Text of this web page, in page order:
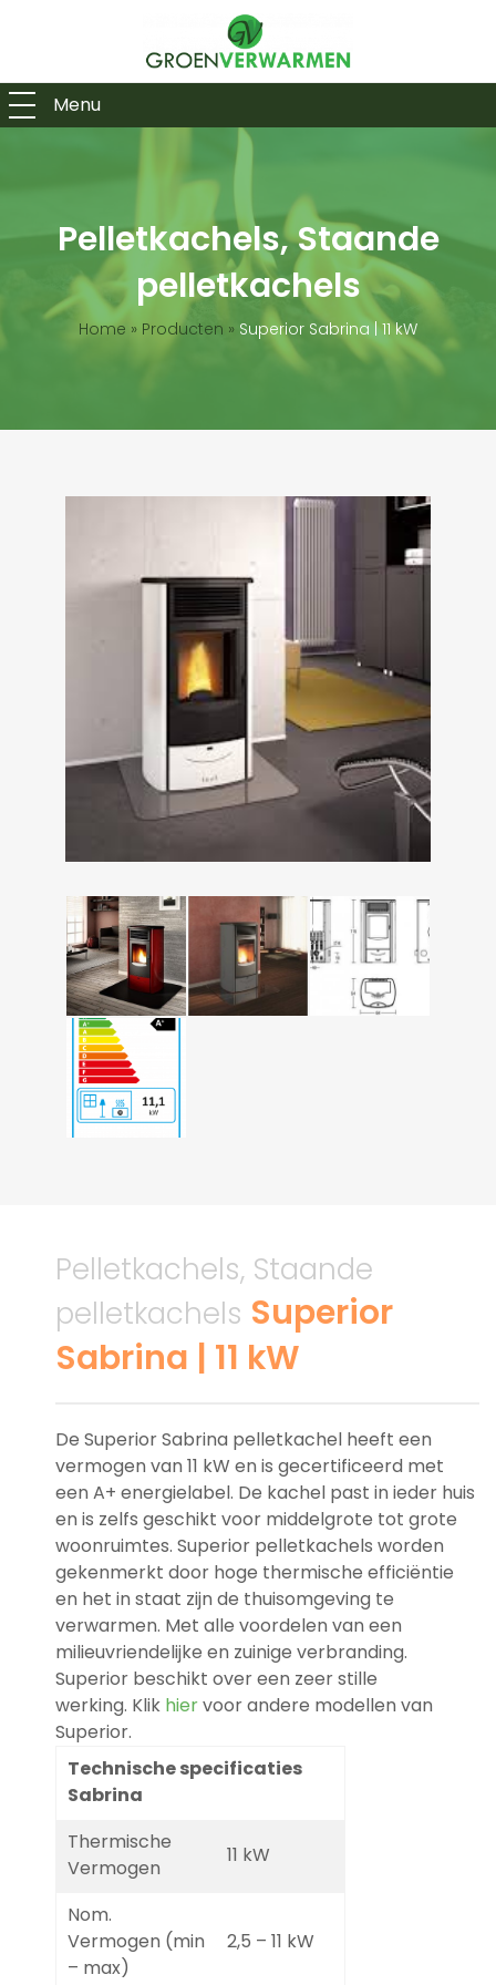
Menu
Pelletkachels, Staande
pelletkachels
Home » Producten » Superior Sabrina | 11 kW
Pelletkachels, Staande
pelletkachels Superior
Sabrina | 11 kW
De Superior Sabrina pelletkachel heeft een
vermogen van 11 kW en is gecertificeerd met
een A+ energielabel. De kachel past in ieder huis
en is zelfs geschikt voor middelgrote tot grote
woonruimtes. Superior pelletkachels worden
gekenmerkt door hoge thermische efficiëntie
en het in staat zijn de thuisomgeving te
verwarmen. Met alle voordelen van een
milieuvriendelijke en zuinige verbranding.
Superior beschikt over een zeer stille
werking. Klik hiervoor andere modellen van
Superior.
Technische specificaties
Sabrina
Thermische
Vermogen
11 kW
Nom.
Vermogen (min
– max)
2,5 – 11 kW